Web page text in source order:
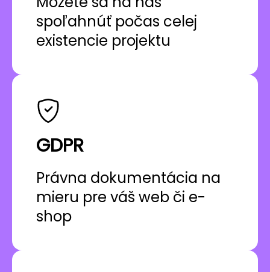
spoľahnúť počas celej
existencie projektu
GDPR
Právna dokumentácia na
mieru pre váš web či e-
shop